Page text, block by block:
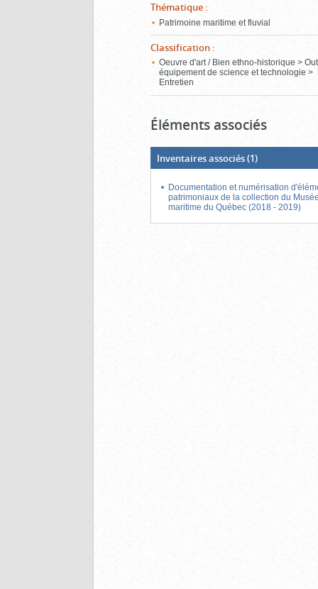
Thématique :
Patrimoine maritime et fluvial
Classification :
Oeuvre d'art / Bien ethno-historique >
équipement de science et technologie >
Entretien
Éléments associés
Inventaires associés(1)
Documentation et numérisation
patrimoniaux de la collection du
maritime du Québec (2018 - 2019)